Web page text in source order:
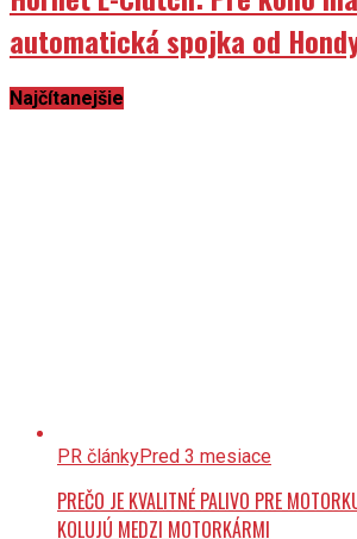
automatická spojka od
Najčítanejšie
PR článkyPred 3 mesiace
PREČO JE KVALITNÉ PALIVO PRE
KOLUJÚ MEDZI MOTORKÁRMI